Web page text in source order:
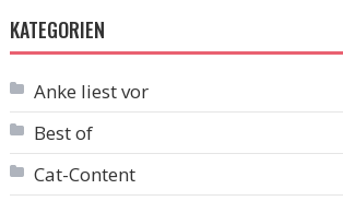
KATEGORIEN
Anke liest vor
Best of
Cat-Content